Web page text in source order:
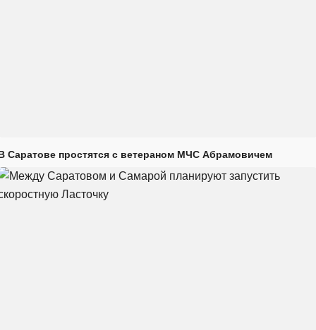
Саратове простятся с ветераном МЧС Абрамовичем